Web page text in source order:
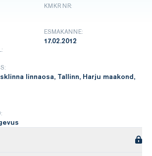
KMKR NR:
ESMAKANNE:
17.02.2012
linnaosa, Tallinn, Harju maakond,